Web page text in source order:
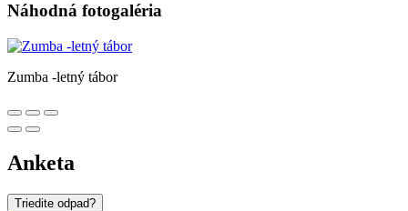
Náhodná fotogaléria
Zumba -letný tábor
Anketa
Triedite odpad?